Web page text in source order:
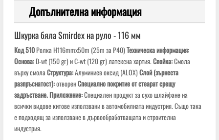
Допълнителна информация
Шкурка бяла Smirdex на руло - 116 мм
Код 510Ролка H116mmx50m (25m за P40)Техническа информация:
Основа:D-wt (150 gr) и C-wt (120 gr) латексна хартия.Спойка:Смола
върху смолаСтруктура:Алуминиев оксид (ALOX)Слой (зърнеста
разпръснатост):отворенСпециално покритие от стеарат срещу
задръстване.Приложение:Специален продукт за сухо шлайфане на
всички видове китове използвани в автомобилната индустрия. Също така
е подходящ за използване в дървообработващата и строителна
индустрия.